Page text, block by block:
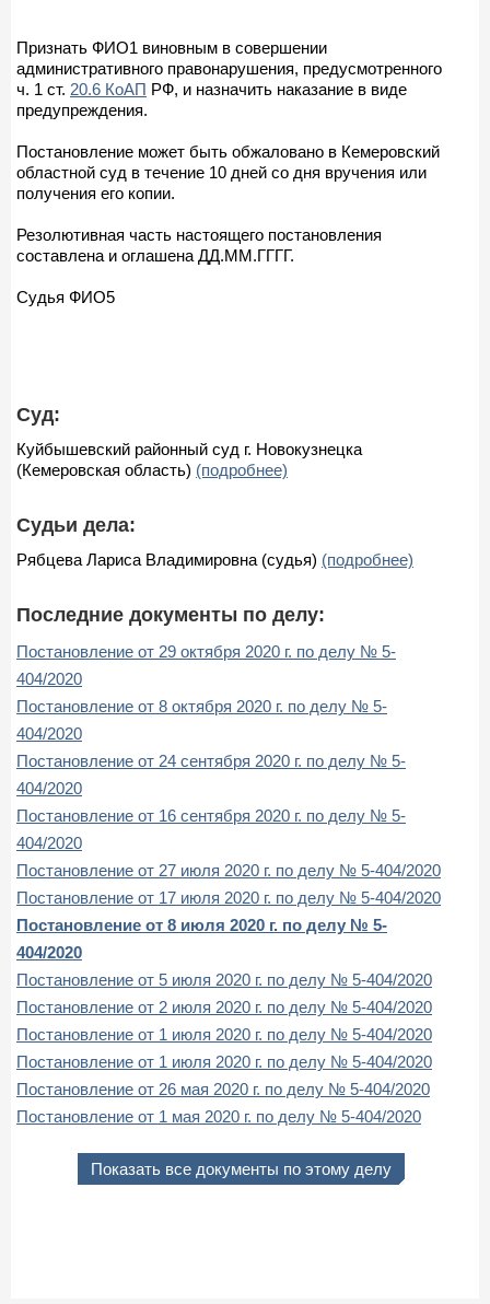
Признать ФИО1 виновным в совершении
административного правонарушения, предусмотренного
ч. 1 ст. 20.6 КоАП РФ, и назначить наказание в виде
предупреждения.
Постановление может быть обжаловано в Кемеровский
областной суд в течение 10 дней со дня вручения или
получения его копии.
Резолютивная часть настоящего постановления
составлена и оглашена ДД.ММ.ГГГГ.
Судья ФИО5
Суд:
Куйбышевский районный суд г. Новокузнецка
(Кемеровская область) (подробнее)
Судьи дела:
Рябцева Лариса Владимировна (судья) (подробнее)
Последние документы по делу:
Постановление от 29 октября 2020 г. по делу № 5-
404/2020
Постановление от 8 октября 2020 г. по делу № 5-
404/2020
Постановление от 24 сентября 2020 г. по делу № 5-
404/2020
Постановление от 16 сентября 2020 г. по делу № 5-
404/2020
Постановление от 27 июля 2020 г. по делу № 5-404/2020
Постановление от 17 июля 2020 г. по делу № 5-404/2020
Постановление от 8 июля 2020 г. по делу № 5-
404/2020
Постановление от 5 июля 2020 г. по делу № 5-404/2020
Постановление от 2 июля 2020 г. по делу № 5-404/2020
Постановление от 1 июля 2020 г. по делу № 5-404/2020
Постановление от 1 июля 2020 г. по делу № 5-404/2020
Постановление от 26 мая 2020 г. по делу № 5-404/2020
Постановление от 1 мая 2020 г. по делу № 5-404/2020
Показать все документы по этому делу